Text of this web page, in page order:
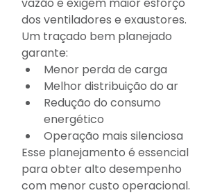
vazão e exigem maior esforço
dos ventiladores e exaustores.
Um traçado bem planejado
garante:
Menor perda de carga
Melhor distribuição do ar
Redução do consumo
energético
Operação mais silenciosa
Esse planejamento é essencial
para obter alto desempenho
com menor custo operacional.